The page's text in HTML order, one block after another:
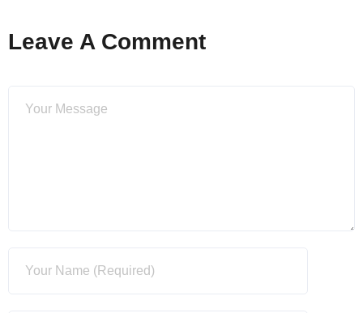
Leave A Comment